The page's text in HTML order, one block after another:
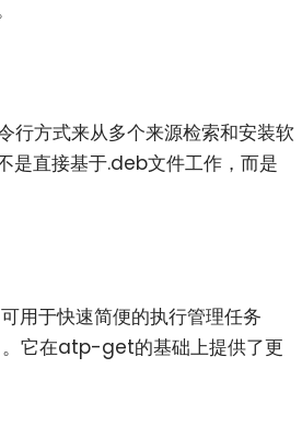
方式来从多个来源检索和安装软
直接基于.deb文件工作，而是
用于快速简便的执行管理任务
。它在atp-get的基础上提供了更